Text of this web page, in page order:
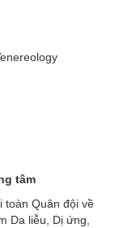
tâm
toàn Quân đội về
Da liễu, Dị ứng,